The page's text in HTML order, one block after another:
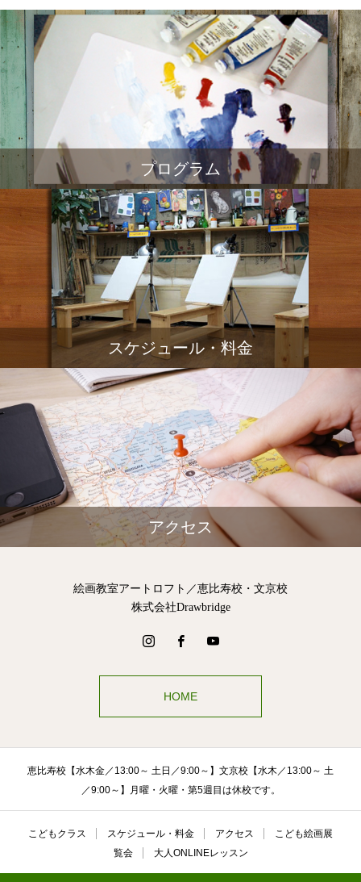
プログラム
スケジュール・料金
アクセス
絵画教室アートロフト／恵比寿校・文京校
株式会社Drawbridge
HOME
恵比寿校【水木金／13:00～ 土日／9:00～】文京校【水木／13:00～ 土
／9:00～】月曜・火曜・第5週目は休校です。
こどもクラス スケジュール・料金 アクセス
こども絵画展
覧会
大人ONLINEレッスン